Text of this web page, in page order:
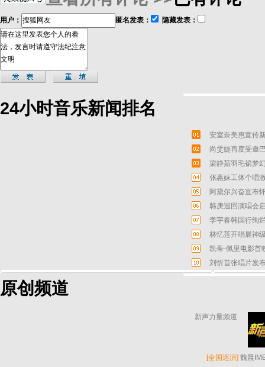
用户： 匿名发表： 隐藏发表：
24小时音乐新闻排名
安室奈美惠宣传
尚雯婕再度受邀
梁静茹羽毛裙梦
张惠妹工体个唱
阿黛尔兴奋宣布
韩庚巡回演唱会
李宇春韩国行绚
林忆莲开唱展神
凯蒂-佩里电影首
刘忻首张唱片发
原创频道
新声力量频道
[全国巡演] 魏晨